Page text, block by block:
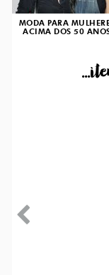
MODA PARA
ACIMA DOS 50